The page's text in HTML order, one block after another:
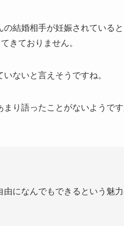
結婚相手が妊娠されている
きておりません。
ないと言えそうですね。
り語ったことがないようで
になんでもできるという魅